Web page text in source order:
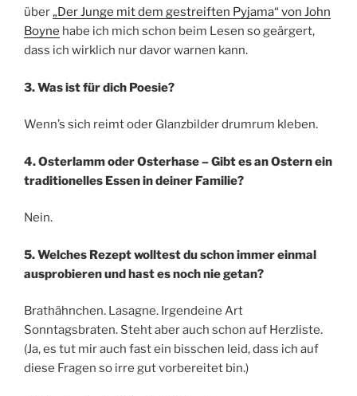
über„Der Junge mit dem gestreiften Pyjama“ von John
Boyne habe ich mich schon beim Lesen so geärgert,
dass ich wirklich nur davor warnen kann.
3. Was ist für dich Poesie?
Wenn’s sich reimt oder Glanzbilder drumrum kleben.
4. Osterlamm oder Osterhase – Gibt es an Ostern ein
traditionelles Essen in deiner Familie?
Nein.
5. Welches Rezept wolltest du schon immer einmal
ausprobieren und hast es noch nie getan?
Brathähnchen. Lasagne. Irgendeine Art
Sonntagsbraten. Steht aber auch schon auf Herzliste.
(Ja, es tut mir auch fast ein bisschen leid, dass ich auf
diese Fragen so irre gut vorbereitet bin.)